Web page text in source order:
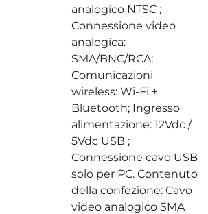
analogico NTSC ;
Connessione video
analogica:
SMA/BNC/RCA;
Comunicazioni
wireless: Wi-Fi +
Bluetooth; Ingresso
alimentazione: 12Vdc /
5Vdc USB ;
Connessione cavo USB
solo per PC. Contenuto
della confezione: Cavo
video analogico SMA